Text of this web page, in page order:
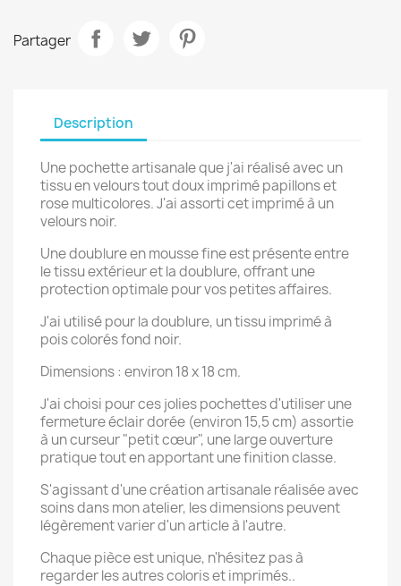
Partager
Description
Une pochette artisanale que j'ai réalisé avec un
tissu en velours tout doux imprimé papillons et
rose multicolores. J'ai assorti cet imprimé à un
velours noir.
Une doublure en mousse fine est présente entre
le tissu extérieur et la doublure, offrant une
protection optimale pour vos petites affaires.
J'ai utilisé pour la doublure, un tissu imprimé à
pois colorés fond noir.
Dimensions : environ 18 x 18 cm.
J'ai choisi pour ces jolies pochettes d'utiliser une
fermeture éclair dorée (environ 15,5 cm) assortie
à un curseur "petit cœur", une large ouverture
pratique tout en apportant une finition classe.
S'agissant d'une création artisanale réalisée avec
soins dans mon atelier, les dimensions peuvent
légèrement varier d'un article à l'autre.
Chaque pièce est unique, n'hésitez pas à
regarder les autres coloris et imprimés..
Créer une liste d'envies
Annuler Créer une liste d'envies